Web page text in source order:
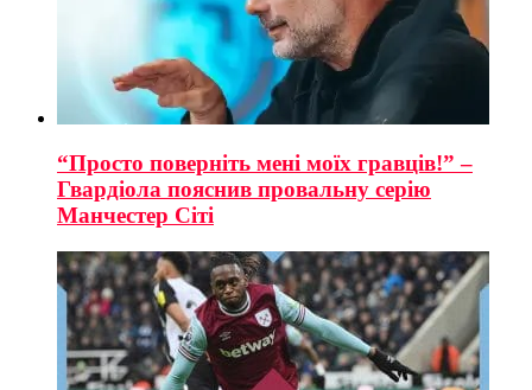
“Просто поверніть мені моїх гравців!” –
Гвардіола пояснив провальну серію
Манчестер Сіті